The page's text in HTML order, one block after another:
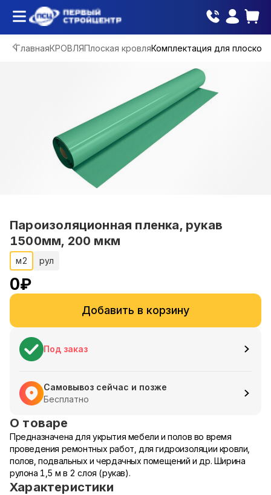
ГлавнаяКРОВЛЯПлоская кровляКомплектация для плоской
Пароизоляционная пленка, рукав
1500мм, 200 мкм
м2 рул
0₽
Добавить в корзину
Под заказ
Самовывоз сейчас и позже
Бесплатно
О товаре
Предназначена для укрытия мебели и полов во время
проведения ремонтных работ, для гидроизоляции кровли,
полов, подвальных и чердачных помещений и др. Ширина
рулона 1,5 м в 2 слоя (рукав).
Характеристики